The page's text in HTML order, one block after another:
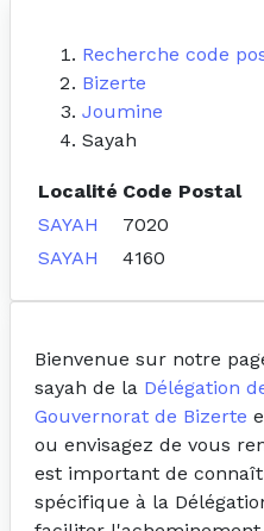
Recherche code
Bizerte
Joumine
Sayah
Localité Code Postal
SAYAH
7020
SAYAH
4160
Bienvenue sur notre
sayah de la Délégation
Gouvernorat de Bizerte
ou envisagez de vous
est important de
spécifique à la